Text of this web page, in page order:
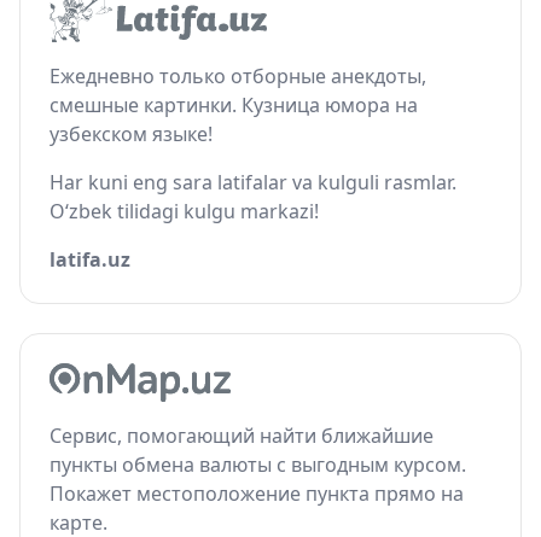
Ежедневно только отборные анекдоты,
смешные картинки. Кузница юмора на
узбекском языке!
Har kuni eng sara latifalar va kulguli rasmlar.
O‘zbek tilidagi kulgu markazi!
latifa.uz
Сервис, помогающий найти ближайшие
пункты обмена валюты с выгодным курсом.
Покажет местоположение пункта прямо на
карте.